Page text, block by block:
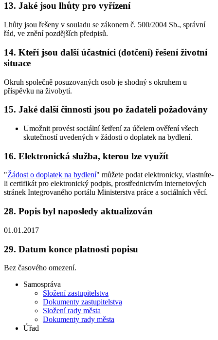
13. Jaké jsou lhůty pro vyřízení
Lhůty jsou řešeny v souladu se zákonem č. 500/2004 Sb., správní
řád, ve znění pozdějších předpisů.
14. Kteří jsou další účastníci (dotčení) řešení životní
situace
Okruh společně posuzovaných osob je shodný s okruhem u
příspěvku na živobytí.
15. Jaké další činnosti jsou po žadateli požadovány
Umožnit provést sociální šetření za účelem ověření všech
skutečností uvedených v žádosti o doplatek na bydlení.
16. Elektronická služba, kterou lze využít
"Žádost o doplatek na bydlení" můžete podat elektronicky, vlastníte-
li certifikát pro elektronický podpis, prostřednictvím internetových
stránek Integrovaného portálu Ministerstva práce a sociálních věcí.
28. Popis byl naposledy aktualizován
01.01.2017
29. Datum konce platnosti popisu
Bez časového omezení.
Samospráva
Složení zastupitelstva
Dokumenty zastupitelstva
Složení rady města
Dokumenty rady města
Úřad